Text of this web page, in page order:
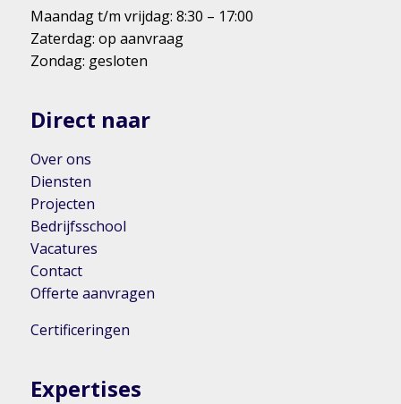
Maandag t/m vrijdag: 8:30 – 17:00
Zaterdag: op aanvraag
Zondag: gesloten
Direct naar
Over ons
Diensten
Projecten
Bedrijfsschool
Vacatures
Contact
Offerte aanvragen
Certificeringen
Expertises